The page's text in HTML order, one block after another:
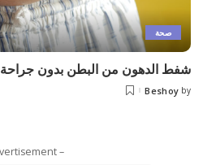
صحة
شفط الدهون من البطن بدون جراحة
Posted
by
Beshoy
– Advertisement –